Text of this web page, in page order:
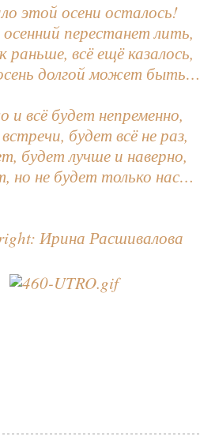
этой осени осталось!
перестанет лить,
раньше, всё ещё казалось,
долгой может быть…
и всё будет непременно,
будет всё не раз,
будет лучше и наверно,
но не будет только нас…
Ирина Расшивалова